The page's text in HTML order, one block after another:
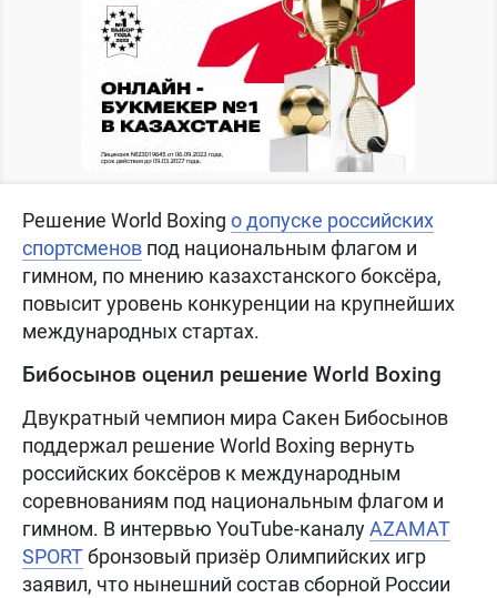
Решение World Boxing о допуске российских
спортсменов под национальным флагом и
гимном, по мнению казахстанского боксёра,
повысит уровень конкуренции на крупнейших
международных стартах.
Бибосынов оценил решение World Boxing
Двукратный чемпион мира Сакен Бибосынов
поддержал решение World Boxing вернуть
российских боксёров к международным
соревнованиям под национальным флагом и
гимном. В интервью YouTube-каналуAZAMAT
SPORTбронзовый призёр Олимпийских игр
заявил, что нынешний состав сборной России